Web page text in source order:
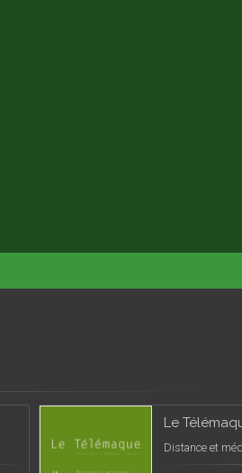
Le
Distance et